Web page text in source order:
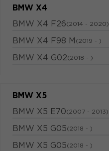
BMW X4
BMW X4 F26(2014 - 2020)
BMW X4 F98 M (2019 - )
BMW X4 G02(2018 - )
BMW X5
BMW X5 E70(2007 - 2013)
BMW X5 G05(2018 - )
BMW X5 G05(2018 - )